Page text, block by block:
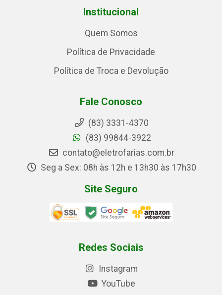
Institucional
Quem Somos
Política de Privacidade
Política de Troca e Devolução
Fale Conosco
(83) 3331-4370
(83) 99844-3922
contato@eletrofarias.com.br
Seg a Sex: 08h às 12h e 13h30 às 17h30
Site Seguro
Redes Sociais
Instagram
YouTube